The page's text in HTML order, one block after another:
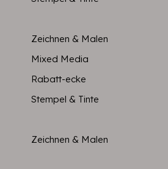
Zeichnen & Malen
Mixed Media
Rabatt-ecke
Stempel & Tinte
Zeichnen & Malen